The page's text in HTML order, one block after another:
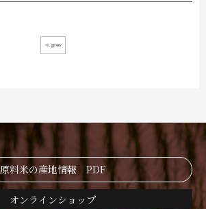
≪ prev
原料米の産地情報 PDF
オンラインショップ